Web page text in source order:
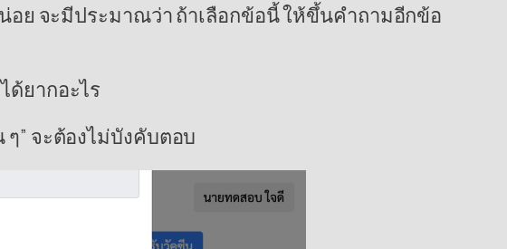
ย จะมีประมาณว่า ถ้าเลือกข้อนี้ ให้ขึ้นคำถามอีกข้อ
ด้ยากอะไร
” จะต้องไม่บังคับตอบ